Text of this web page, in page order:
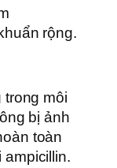
rộng.
môi
bị ảnh
toàn